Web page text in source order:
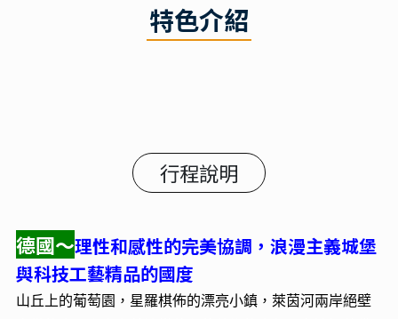
特色介紹
行程說明
德國～理性和感性的完美協調，浪漫主義城堡
與科技工藝精品的國度
山丘上的葡萄園，星羅棋佈的漂亮小鎮，萊茵河兩岸絕壁